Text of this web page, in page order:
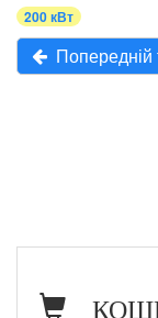
200 кВт
Попередній